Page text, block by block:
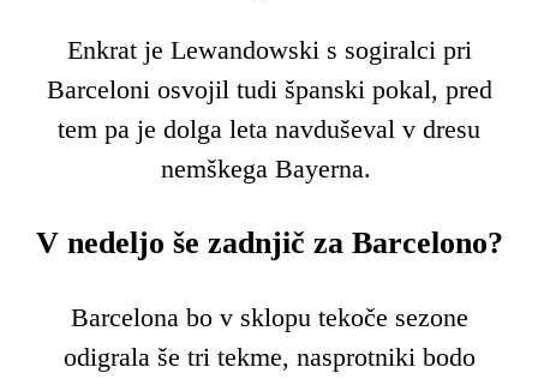
Enkrat je Lewandowski s sogiralci pri
Barceloni osvojil tudi španski pokal, pred
tem pa je dolga leta navduševal v dresu
nemškega Bayerna.
V nedeljo še zadnjič za Barcelono?
Barcelona bo v sklopu tekoče sezone
odigrala še tri tekme, nasprotniki bodo